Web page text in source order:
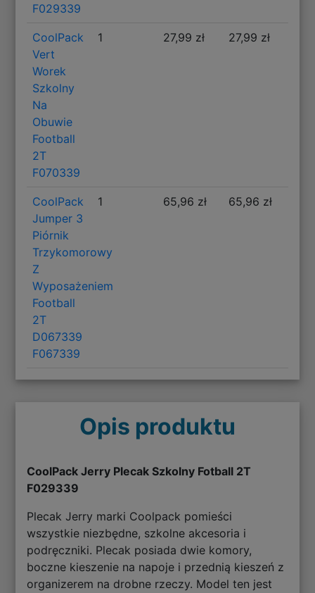
F029339
CoolPack
Vert
Worek
Szkolny
Na
Obuwie
Football
2T
F070339
1 27,99 zł 27,99 zł
CoolPack
Jumper 3
Piórnik
Trzykomorowy
Z
Wyposażeniem
Football
2T
D067339
F067339
1 65,96 zł 65,96 zł
Opis produktu
CoolPack Jerry Plecak Szkolny Fotball 2T
F029339
Plecak Jerry marki Coolpack pomieści
wszystkie niezbędne, szkolne akcesoria i
podręczniki. Plecak posiada dwie komory,
boczne kieszenie na napoje i przednią kieszeń z
organizerem na drobne rzeczy. Model ten jest